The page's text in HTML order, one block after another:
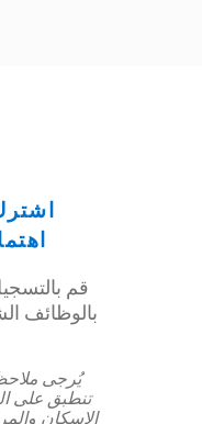
قم
بالوظائف
يُرجى
تنطبق على
الإسكان